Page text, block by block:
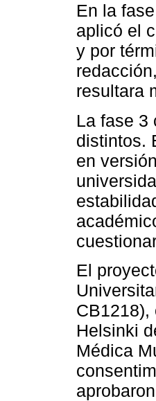
En la
aplicó el
y por
resultara
La fase 3
distintos.
en
El
Helsinki
Médica